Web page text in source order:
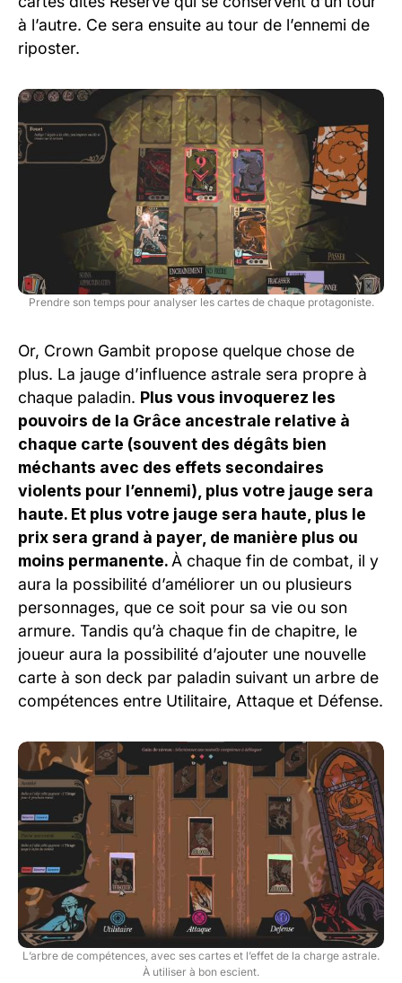
à l’autre. Ce sera ensuite au tour de l’ennemi de
riposter.
Prendre son temps pour analyser les cartes de chaque protagoniste.
Or, Crown Gambit propose quelque chose de
plus. La jauge d’influence astrale sera propre à
chaque paladin. Plus vous invoquerez les
pouvoirs de la Grâce ancestrale relative à
chaque carte (souvent des dégâts bien
méchants avec des effets secondaires
violents pour l’ennemi), plus votre jauge sera
haute. Et plus votre jauge sera haute, plus le
prix sera grand à payer, de manière plus ou
moins permanente.À chaque fin de combat, il y
aura la possibilité d’améliorer un ou plusieurs
personnages, que ce soit pour sa vie ou son
armure. Tandis qu’à chaque fin de chapitre, le
joueur aura la possibilité d’ajouter une nouvelle
carte à son deck par paladin suivant un arbre de
compétences entre Utilitaire, Attaque et Défense.
L’arbre de compétences, avec ses cartes et l’effet de la charge astrale.
À utiliser à bon escient.